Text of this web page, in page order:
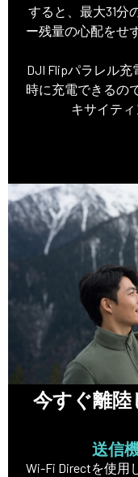
すると、最大31分
ー残量の心配をせ
DJI Flipパラレル充
時に充電できるの
キサイティ
今すぐ離陸
送信
Wi-Fi Directを使用